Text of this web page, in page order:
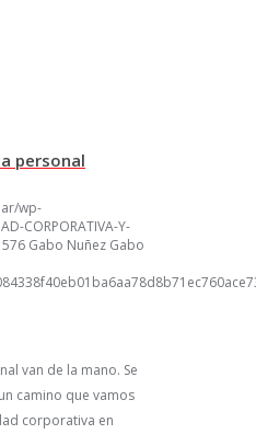
personal
wp-
CORPORATIVA-Y-
576 Gabo Nuñez Gabo
van de la mano. Se
camino que vamos
corporativa en